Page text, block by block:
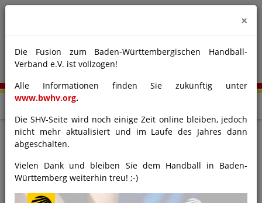
Wissenswertes zum
Verbandsspielbetrieb der Männer
und Frauen
×
Die Fusion zum Baden-Württembergischen Handball-
Verband e.V. ist vollzogen!
Alle Informationen finden Sie zukünftig unter
www.bwhv.org.
Die SHV-Seite wird noch einige Zeit online bleiben, jedoch
nicht mehr aktualisiert und im Laufe des Jahres dann
abgeschalten.
Vielen Dank und bleiben Sie dem Handball in Baden-
Württemberg weiterhin treu! ;-)